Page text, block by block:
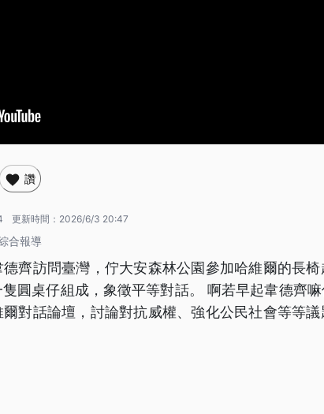
讚
更新時間： 2026/6/3 20:47
合報導
齊訪問臺灣，佇大安森林公園參加哈維爾的長
圓桌仔組成，象徵平等對話。 啊若早起韋德齊
對話論壇，討論對抗威權、強化公民社會等等